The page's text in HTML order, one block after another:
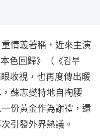
情義著稱，近來主演
色回歸》（《김부
收視，也再度傳出暖
蘇志燮特地自掏腰
份黃金作為謝禮，還
引發外界熱議。